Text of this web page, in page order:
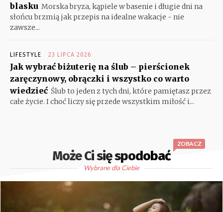
blasku Morska bryza, kąpiele w basenie i długie dni na
słońcu brzmią jak przepis na idealne wakacje - nie
zawsze...
LIFESTYLE 23 LIPCA 2026
Jak wybrać biżuterię na ślub – pierścionek
zaręczynowy, obrączki i wszystko co warto
wiedzieć Ślub to jeden z tych dni, które pamiętasz przez
całe życie. I choć liczy się przede wszystkim miłość i...
Może Ci się spodobać
ZOBACZ
Wybrane dla Ciebie